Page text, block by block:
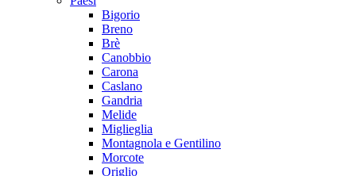
Bigorio
Breno
Brè
Canobbio
Carona
Caslano
Gandria
Melide
Miglieglia
Montagnola e Gentilino
Morcote
Origlio